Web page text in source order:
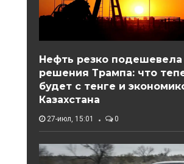
Нефть резко подешевела
решения Трампа: что
будет с тенге и
Казахстана
27-июл, 15:01 0